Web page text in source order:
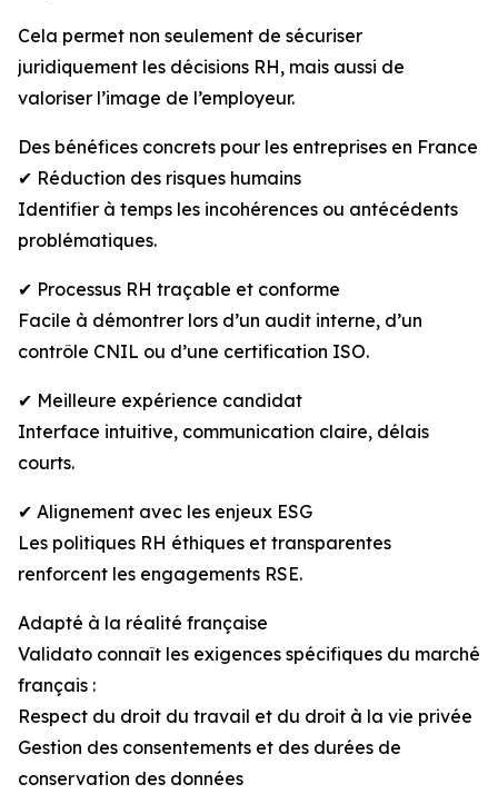
Cela permet non seulement de sécuriser
juridiquement les décisions RH, mais aussi de
valoriser l’image de l’employeur.
Des bénéfices concrets pour les entreprises en France
✔ Réduction des risques humains
Identifier à temps les incohérences ou antécédents
problématiques.
✔ Processus RH traçable et conforme
Facile à démontrer lors d’un audit interne, d’un
contrôle CNIL ou d’une certification ISO.
✔ Meilleure expérience candidat
Interface intuitive, communication claire, délais
courts.
✔ Alignement avec les enjeux ESG
Les politiques RH éthiques et transparentes
renforcent les engagements RSE.
Adapté à la réalité française
Validato connaît les exigences spécifiques du marché
français :
Respect du droit du travail et du droit à la vie privée
Gestion des consentements et des durées de
conservation des données